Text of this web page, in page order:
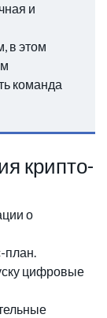
и
в этом
команда
крипто-
о
план.
цифровые